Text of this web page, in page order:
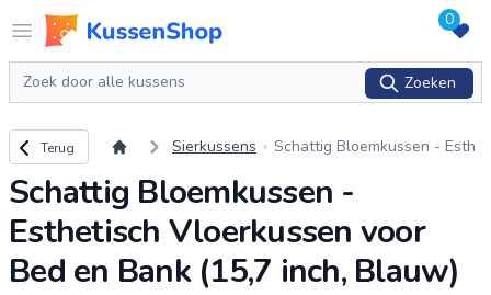
Open menu
Logo www.kussenshop.nl 0
Zoeken
Zoeken
Terug naar overzicht
Terug Sierkussens
Schattig Bloemkussen - Esth
en Bank (15,7 inch, Blauw)
Schattig Bloemkussen -
Esthetisch Vloerkussen voor
Bed en Bank (15,7 inch, Blauw)